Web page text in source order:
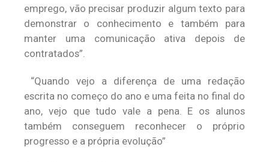
emprego, vão precisar produzir algum texto para
demonstrar o conhecimento e também para
manter uma comunicação ativa depois de
contratados”.
“Quando vejo a diferença de uma redação
escrita no começo do ano e uma feita no final do
ano, vejo que tudo vale a pena. E os alunos
também conseguem reconhecer o próprio
progresso e a própria evolução”